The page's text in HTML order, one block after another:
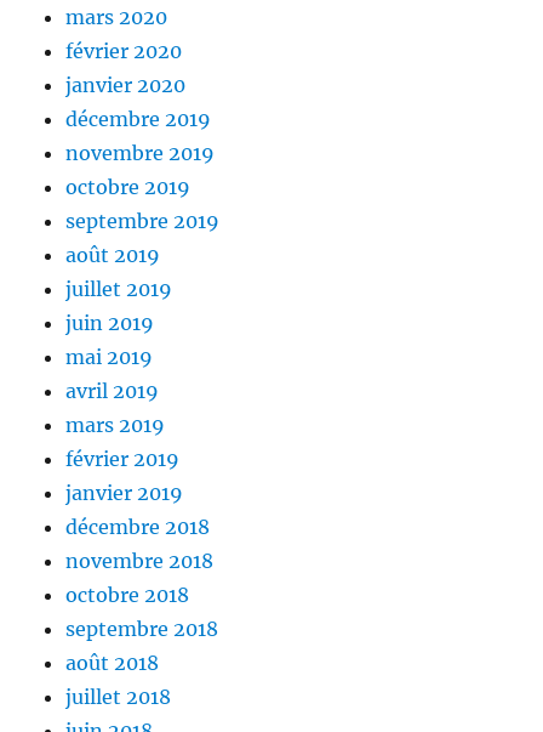
mars 2020
février 2020
janvier 2020
décembre 2019
novembre 2019
octobre 2019
septembre 2019
août 2019
juillet 2019
juin 2019
mai 2019
avril 2019
mars 2019
février 2019
janvier 2019
décembre 2018
novembre 2018
octobre 2018
septembre 2018
août 2018
juillet 2018